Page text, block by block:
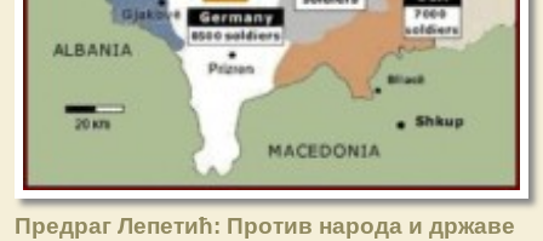
Предраг Лепетић: Против народа и државе